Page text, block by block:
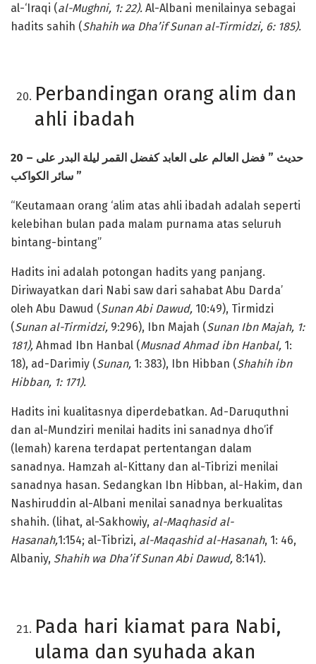
al-‘Iraqi (al-Mughni, 1: 22). Al-Albani menilainya sebagai
hadits sahih (Shahih wa Dha’if Sunan al-Tirmidzi, 6: 185).
Perbandingan orang alim dan
ahli ibadah
20 – حديث ” فضل العالم على العابد كفضل القمر ليلة البدر على
سائر الكواكب ”
“Keutamaan orang ‘alim atas ahli ibadah adalah seperti
kelebihan bulan pada malam purnama atas seluruh
bintang-bintang”
Hadits ini adalah potongan hadits yang panjang.
Diriwayatkan dari Nabi saw dari sahabat Abu Darda’
oleh Abu Dawud (Sunan Abi Dawud, 10:49), Tirmidzi
(Sunan al-Tirmidzi, 9:296), Ibn Majah (Sunan Ibn Majah, 1:
181), Ahmad Ibn Hanbal (Musnad Ahmad ibn Hanbal, 1:
18), ad-Darimiy (Sunan, 1: 383), Ibn Hibban (Shahih ibn
Hibban, 1: 171).
Hadits ini kualitasnya diperdebatkan. Ad-Daruquthni
dan al-Mundziri menilai hadits ini sanadnya dho’if
(lemah) karena terdapat pertentangan dalam
sanadnya. Hamzah al-Kittany dan al-Tibrizi menilai
sanadnya hasan. Sedangkan Ibn Hibban, al-Hakim, dan
Nashiruddin al-Albani menilai sanadnya berkualitas
shahih. (lihat, al-Sakhowiy, al-Maqhasid al-
Hasanah,1:154; al-Tibrizi, al-Maqashid al-Hasanah, 1: 46,
Albaniy, Shahih wa Dha’if Sunan Abi Dawud, 8:141).
Pada hari kiamat para Nabi,
ulama dan syuhada akan